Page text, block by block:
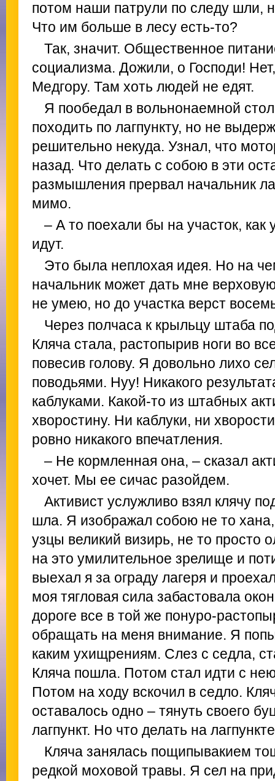
потом наши патрули по следу шли,
Что им больше в лесу есть-то?
Так, значит. Общественное
социализма. Дожили, о Господи!
Медгору. Там хоть людей не едят.
Я пообедал в вольнонаемной
походить по лагпункту, но не
решительно некуда. Узнал, что
назад. Что делать с собою в эти
размышления прервал начальник
мимо.
– А то поехали бы на участок,
идут.
Это была неплохая идея. Но на
начальник может дать мне
не умею, но до участка верст
Через полчаса к крыльцу штаба
Кляча стала, растопырив ноги во
повесив голову. Я довольно лихо
поводьями. Нуу! Никакого
каблуками. Какой-то из штабных
хворостину. Ни каблуки, ни
ровно никакого впечатления.
– Не кормленная она, – сказал
хочет. Мы ее сичас разойдем.
Активист услужливо взял клячу
шла. Я изображал собою не то хана,
узцы великий визирь, не то просто
на это умилительное зрелище и
выехал я за ограду лагеря и
моя тягловая сила забастовала
дороге все в той же понуро-
обращать на меня внимание. Я
каким ухищрениям. Слез с седла,
Кляча пошла. Потом стал идти с
Потом на ходу вскочил в седло.
оставалось одно – тянуть своего
лагпункт. Но что делать на
Кляча занялась пощипывакием
редкой моховой травы. Я сел на